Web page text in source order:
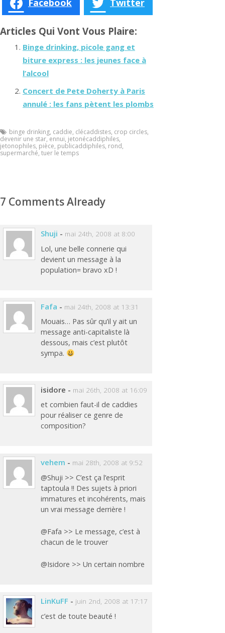
Facebook Twitter
Articles Qui Vont Vous Plaire:
Binge drinking, picole gang et
biture express : les jeunes face à
l’alcool
Concert de Pete Doherty à Paris
annulé : les fans pètent les plombs
binge drinking, caddie, clécaddistes, crop circles,
devenir une star, ennui, jetonécaddiphiles,
jetonophiles, pièce, publicaddiphiles, rond,
supermarché, tuer le temps
7 Comments Already
Shuji - mai 24th, 2008 at 8:00
Lol, une belle connerie qui
devient un message à la
population= bravo xD !
Fafa - mai 24th, 2008 at 13:31
Mouais… Pas sûr qu’il y ait un
message anti-capitaliste là
dessous, mais c’est plutôt
sympa.
isidore - mai 26th, 2008 at 16:09
et combien faut-il de caddies
pour réaliser ce genre de
composition?
vehem - mai 28th, 2008 at 9:52
@Shuji >> C’est ça l’esprit
taptoula !! Des sujets à priori
immatures et incohérents, mais
un vrai message derrière !
@Fafa >> Le message, c’est à
chacun de le trouver
@Isidore >> Un certain nombre
LinKuFF - juin 2nd, 2008 at 17:17
c’est de toute beauté !